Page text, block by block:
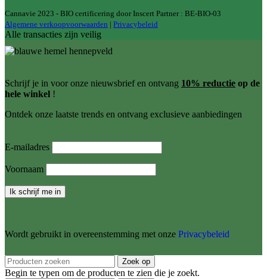
Cannavie 2023 - BIO certificering door Inscert Partner : BE-BIO-03
Algemene verkoopvoorwaarden | Privacybeleid
Alle transacties zijn veilig
Schrijf je in voor onze nieuwsbrief en ontvang 10% reductie op de
hele winkel !
Ontdek onze laatste trends en ontvang exclusieve aanbiedingen
E-mailadres
Voornaam
Wordt gebruikt in overeenstemming met onze Privacybeleid
Zoek op
Begin te typen om de producten te zien die je zoekt.